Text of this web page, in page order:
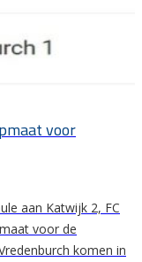
voor
aan Katwijk 2, FC
voor de
komen in